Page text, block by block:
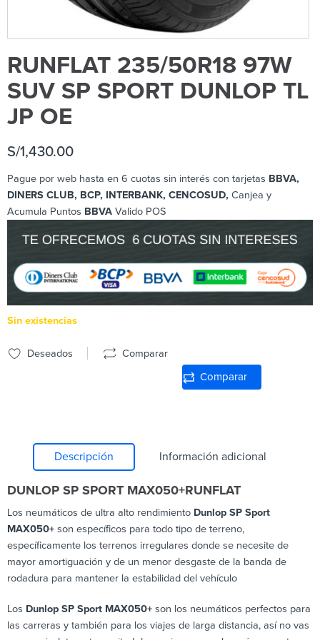
RUNFLAT 235/50R18 97W
SUV SP SPORT DUNLOP TL
JP OE
S/1,430.00
Pague por web hasta en 6 cuotas sin interés con tarjetas BBVA,
DINERS CLUB, BCP, INTERBANK, CENCOSUD, Canjea y
Acumula Puntos BBVA Valido POS
Sin existencias
Deseados Comparar
Comparar
Descripción Información adicional
DUNLOP SP SPORT MAX050+RUNFLAT
Los neumáticos de ultra alto rendimiento Dunlop SP Sport
MAX050+ son específicos para todo tipo de terreno,
específicamente los terrenos irregulares donde se necesite de
mayor amortiguación y de un menor desgaste de la banda de
rodadura para mantener la estabilidad del vehículo
Los Dunlop SP Sport MAX050+ son los neumáticos perfectos para
las carreras y también para los viajes de larga distancia, así no vas